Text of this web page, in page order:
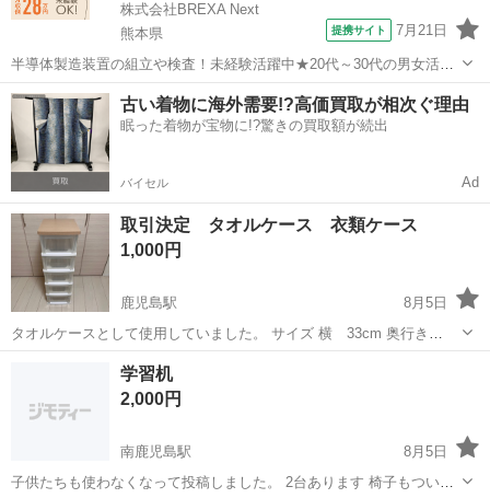
株式会社BREXA Next
熊本県
提携サイト 7月21日
半導体製造装置の組立や検査！未経験活躍中★20代～30代の男女活躍
中★ワンルーム寮完備！赴任旅費会社負担！マイカー通勤OK！無料駐
車場あり！正社員登用あり！《熊本県菊池郡大津町》 人気の工場のお
仕事 ◇半導体製造装置の組立...
熊本 その他
古い着物に海外需要!?高価買取が相次ぐ理由
眠った着物が宝物に!?驚きの買取額が続出
バイセル Ad
取引決定 タオルケース 衣類ケース
1,000円
鹿児島駅
8月5日
タオルケースとして使用していました。 サイズ 横 33cm 奥行き
40cm 高さ 97cm鹿児島市 鹿児島駅
学習机
2,000円
南鹿児島駅
8月5日
子供たちも使わなくなって投稿しました。 2台あります 椅子もついて